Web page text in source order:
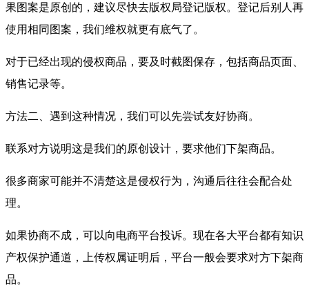
果图案是原创的，建议尽快去版权局登记版权。登记后别人再
使用相同图案，我们维权就更有底气了。
对于已经出现的侵权商品，要及时截图保存，包括商品页面、
销售记录等。
方法二、遇到这种情况，我们可以先尝试友好协商。
联系对方说明这是我们的原创设计，要求他们下架商品。
很多商家可能并不清楚这是侵权行为，沟通后往往会配合处
理。
如果协商不成，可以向电商平台投诉。现在各大平台都有知识
产权保护通道，上传权属证明后，平台一般会要求对方下架商
品。